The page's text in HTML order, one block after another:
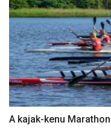
A kajak-kenu